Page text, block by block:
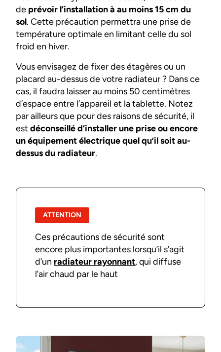
de prévoir l’installation à au moins 15 cm du
sol. Cette précaution permettra une prise de
température optimale en limitant celle du sol
froid en hiver.
Vous envisagez de fixer des étagères ou un
placard au-dessus de votre radiateur ? Dans ce
cas, il faudra laisser au moins 50 centimètres
d’espace entre l’appareil et la tablette. Notez
par ailleurs que pour des raisons de sécurité, il
est déconseillé d’installer une prise ou encore
un équipement électrique quel qu’il soit au-
dessus du radiateur.
ATTENTION
Ces précautions de sécurité sont
encore plus importantes lorsqu’il s’agit
d’un radiateur rayonnant, qui diffuse
l’air chaud par le haut